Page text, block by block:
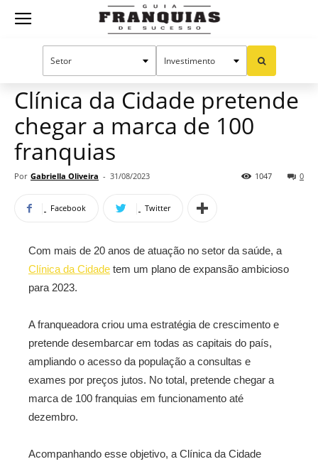
Guia
Mercado de franquias
Clínica da Cidade pretende
chegar a marca de 100
franquias
Por Gabriella Oliveira - 31/08/2023 0
1047
Facebook Twitter
Com mais de 20 anos de atuação no setor da saúde, a
Clínica da Cidade tem um plano de expansão ambicioso
para 2023.
A franqueadora criou uma estratégia de crescimento e
pretende desembarcar em todas as capitais do país,
ampliando o acesso da população a consultas e
exames por preços jutos. No total, pretende chegar a
marca de 100 franquias em funcionamento até
dezembro.
Acompanhando esse objetivo, a Clínica da Cidade